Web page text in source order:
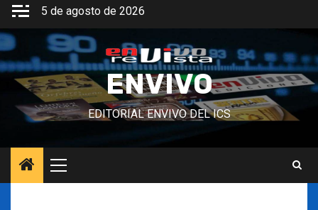
Saltar
contenido
5 de agosto de 2026
ENVIVO
EDITORIAL ENVIVO DEL ICS
Menú
principal